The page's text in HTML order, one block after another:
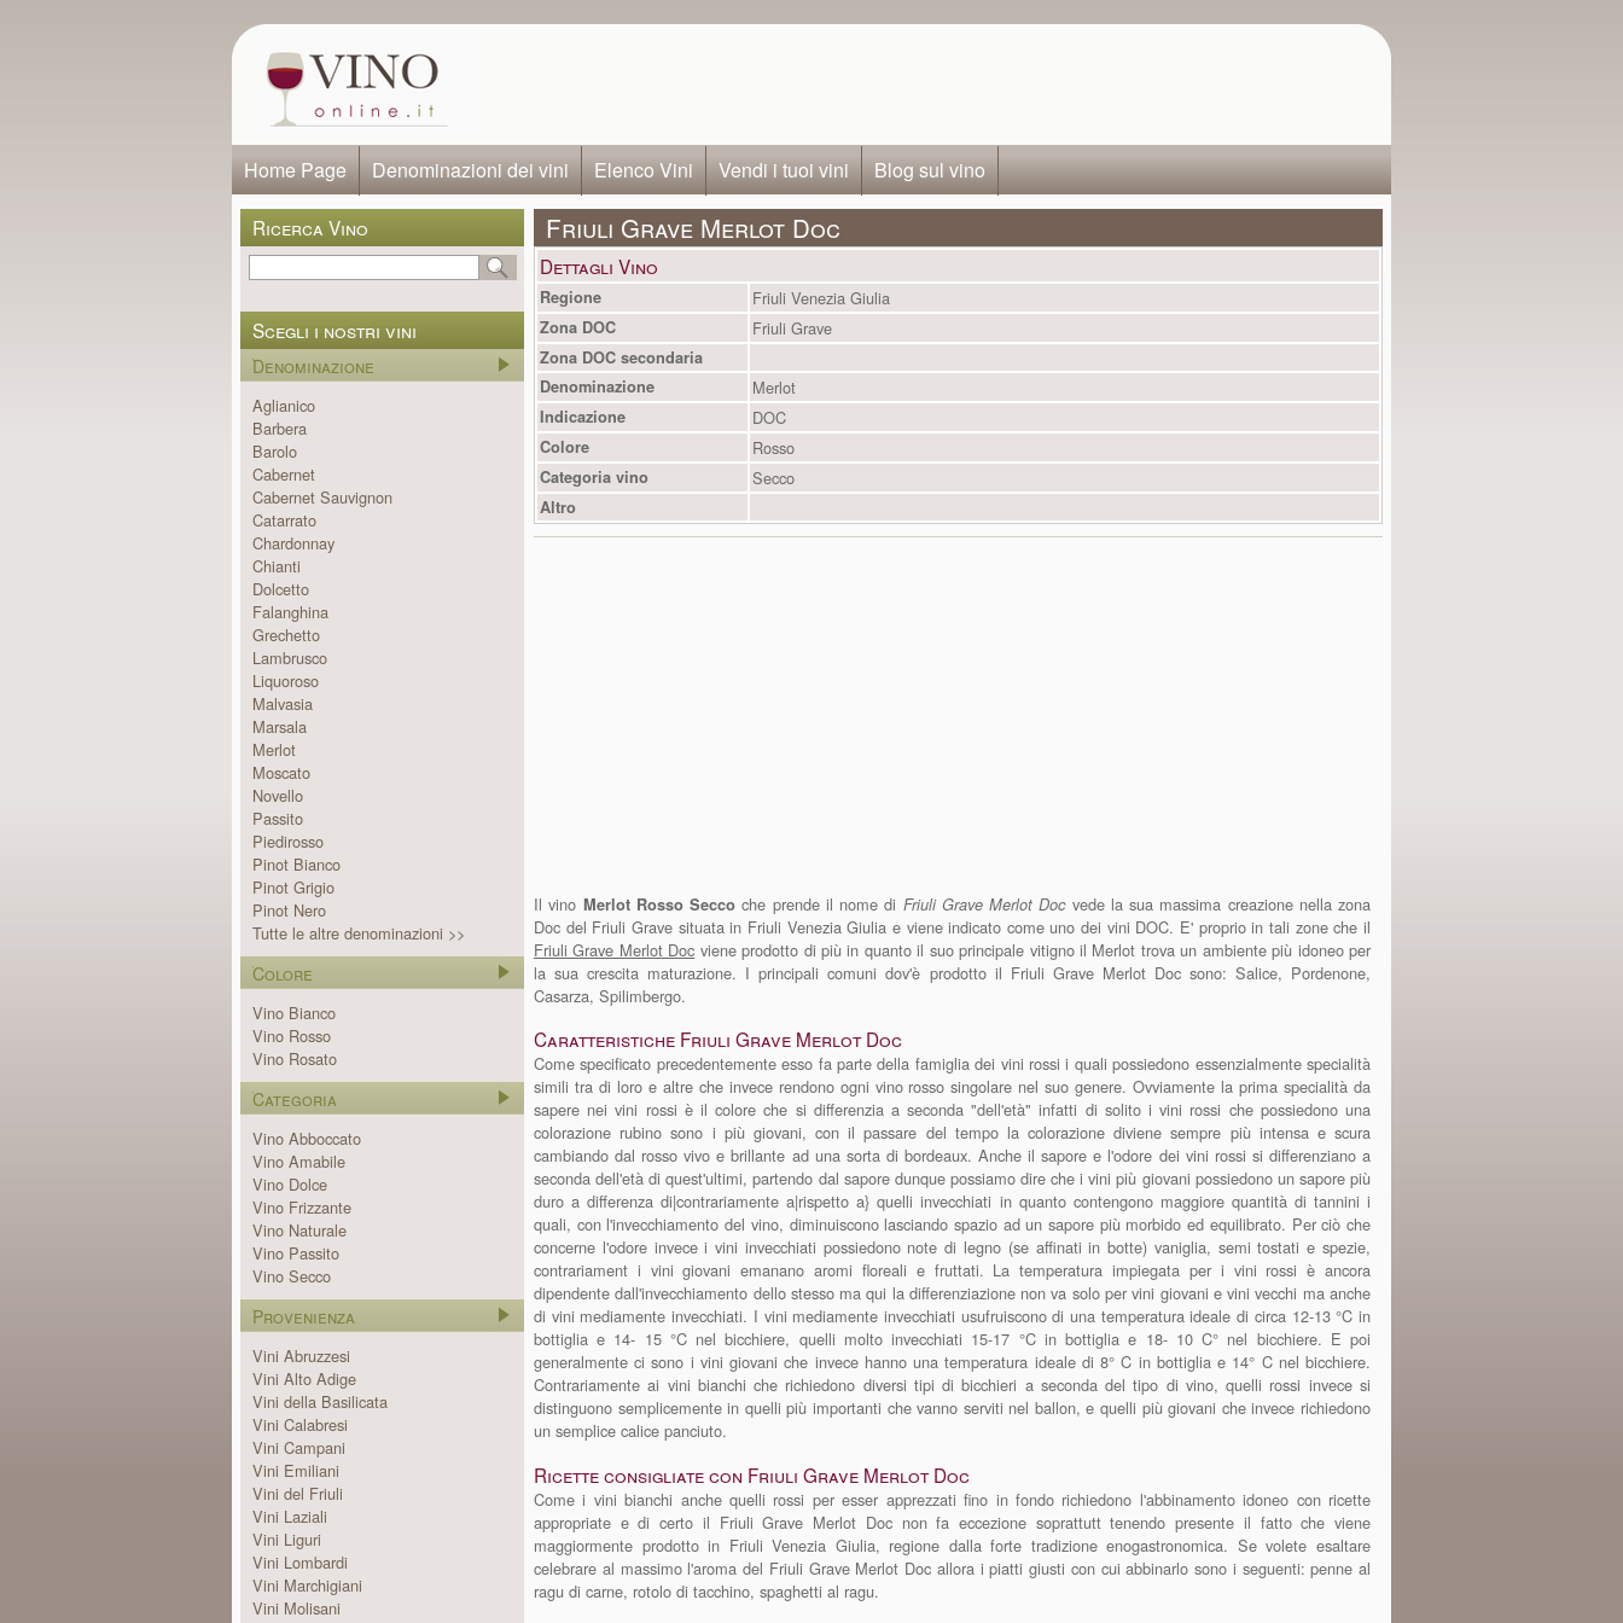
Home Page Denominazioni dei vini Elenco Vini Vendi i tuoi vini Blog sul vino
Ricerca Vino
Scegli i nostri vini
Denominazione
Aglianico
Barbera
Barolo
Cabernet
Cabernet Sauvignon
Catarrato
Chardonnay
Chianti
Dolcetto
Falanghina
Grechetto
Lambrusco
Liquoroso
Malvasia
Marsala
Merlot
Moscato
Novello
Passito
Piedirosso
Pinot Bianco
Pinot Grigio
Pinot Nero
Tutte le altre denominazioni >>
Colore
Vino Bianco
Vino Rosso
Vino Rosato
Categoria
Vino Abboccato
Vino Amabile
Vino Dolce
Vino Frizzante
Vino Naturale
Vino Passito
Vino Secco
Provenienza
Vini Abruzzesi
Vini Alto Adige
Vini della Basilicata
Vini Calabresi
Vini Campani
Vini Emiliani
Vini del Friuli
Vini Laziali
Vini Liguri
Vini Lombardi
Vini Marchigiani
Vini Molisani
Friuli Grave Merlot Doc
Dettagli Vino
Regione Friuli Venezia Giulia
Zona DOC Friuli Grave
Zona DOC secondaria
Denominazione
Merlot
Indicazione DOC
Colore Rosso
Categoria vino Secco
Altro
Il vino Merlot Rosso Secco che prende il nome di Friuli Grave Merlot Docvede la sua massima creazione nella zona
Doc del Friuli Grave situata in Friuli Venezia Giulia e viene indicato come uno dei vini DOC. E' proprio in tali zone che il
Friuli Grave Merlot Doc viene prodotto di più in quanto il suo principale vitigno il Merlot trova un ambiente più idoneo per
la sua crescita maturazione. I principali comuni dov'è prodotto il Friuli Grave Merlot Doc sono: Salice, Pordenone,
Casarza, Spilimbergo.
Caratteristiche Friuli Grave Merlot Doc
Come specificato precedentemente esso fa parte della famiglia dei vini rossi i quali possiedono essenzialmente specialità
simili tra di loro e altre che invece rendono ogni vino rosso singolare nel suo genere. Ovviamente la prima specialità da
sapere nei vini rossi è il colore che si differenzia a seconda "dell'età" infatti di solito i vini rossi che possiedono una
colorazione rubino sono i più giovani, con il passare del tempo la colorazione diviene sempre più intensa e scura
cambiando dal rosso vivo e brillante ad una sorta di bordeaux. Anche il sapore e l'odore dei vini rossi si differenziano a
seconda dell'età di quest'ultimi, partendo dal sapore dunque possiamo dire che i vini più giovani possiedono un sapore più
duro a differenza di|contrariamente a|rispetto a} quelli invecchiati in quanto contengono maggiore quantità di tannini i
quali, con l'invecchiamento del vino, diminuiscono lasciando spazio ad un sapore più morbido ed equilibrato. Per ciò che
concerne l'odore invece i vini invecchiati possiedono note di legno (se affinati in botte) vaniglia, semi tostati e spezie,
contrariament i vini giovani emanano aromi floreali e fruttati. La temperatura impiegata per i vini rossi è ancora
dipendente dall'invecchiamento dello stesso ma qui la differenziazione non va solo per vini giovani e vini vecchi ma anche
di vini mediamente invecchiati. I vini mediamente invecchiati usufruiscono di una temperatura ideale di circa 12-13 °C in
bottiglia e 14- 15 °C nel bicchiere, quelli molto invecchiati 15-17 °C in bottiglia e 18- 10 C° nel bicchiere. E poi
generalmente ci sono i vini giovani che invece hanno una temperatura ideale di 8° C in bottiglia e 14° C nel bicchiere.
Contrariamente ai vini bianchi che richiedono diversi tipi di bicchieri a seconda del tipo di vino, quelli rossi invece si
distinguono semplicemente in quelli più importanti che vanno serviti nel ballon, e quelli più giovani che invece richiedono
un semplice calice panciuto.
Ricette consigliate con Friuli Grave Merlot Doc
Come i vini bianchi anche quelli rossi per esser apprezzati fino in fondo richiedono l'abbinamento idoneo con ricette
appropriate e di certo il Friuli Grave Merlot Doc non fa eccezione soprattutt tenendo presente il fatto che viene
maggiormente prodotto in Friuli Venezia Giulia, regione dalla forte tradizione enogastronomica. Se volete esaltare
celebrare al massimo l'aroma del Friuli Grave Merlot Doc allora i piatti giusti con cui abbinarlo sono i seguenti: penne al
ragu di carne, rotolo di tacchino, spaghetti al ragu.